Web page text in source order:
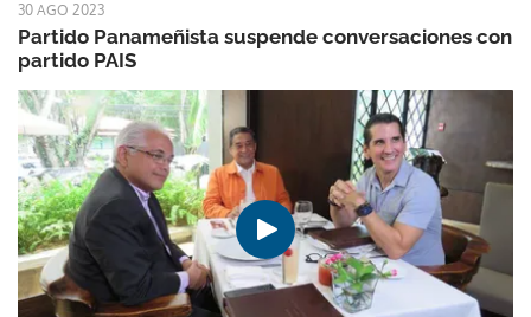
30 AGO 2023
Partido Panameñista suspende conversaciones con
partido PAIS